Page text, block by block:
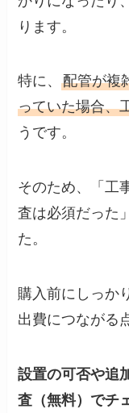
ります。
特に、配管が複
っていた場合、
うです。
そのため、「工
査は必須だった
た。
購入前にしっか
出費につながる
設置の可否や追
査（無料）でチ